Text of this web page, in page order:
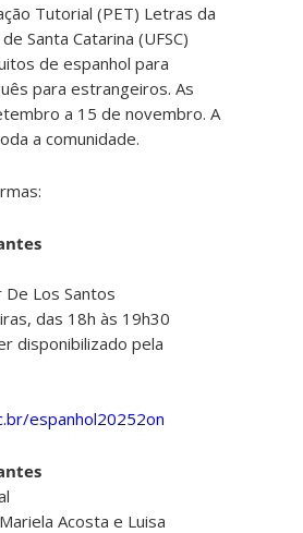
Tutorial (PET) Letras da
Santa Catarina (UFSC)
de espanhol para
para estrangeiros. As
a 15 de novembro. A
a comunidade.
Los Santos
das 18h às 19h30
disponibilizado pela
espanhol20252on
Acosta e Luisa